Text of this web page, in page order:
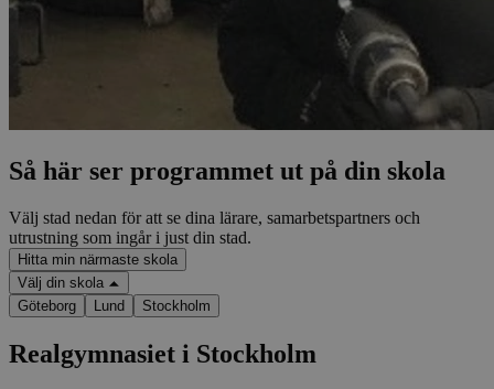
Så här ser programmet ut på din skola
Välj stad nedan för att se dina lärare, samarbetspartners och
utrustning som ingår i just din stad.
Hitta min närmaste skola
Välj din skola
Göteborg
Lund Stockholm
Realgymnasiet i Stockholm